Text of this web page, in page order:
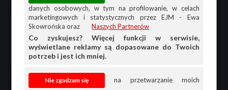
danych osobowych, w tym na profilowanie, w celach
marketingowych i statystycznych przez EJM - Ewa
Skowrońska oraz
Naszych Partnerów
Co zyskujesz? Więcej funkcji w serwisie,
wyświetlane reklamy są dopasowane do Twoich
potrzeb i jest ich mniej.
na przetwarzanie moich